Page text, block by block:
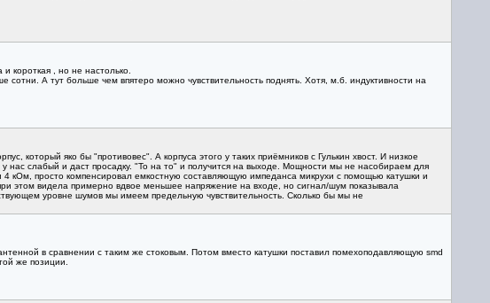
короткая , но не настолько.
А тут больше чем впятеро можно чувствительность поднять. Хотя, м.б. индуктивности на
который яко бы "противовес". А корпуса этого у таких приёмников с Гулькин хвост. И низкое
слабый и даст просадку. "То на то" и получится на выходе. Мощности мы не насобираем для
просто компенсировал емкостную составляющую импеданса микрухи с помощью катушки и
этом видела примерно вдвое меньшее напряжение на входе, но сигнал/шум показывала
уровне шумов мы имеем предельную чувствительность. Сколько бы мы не
в сравнении с таким же стоковым. Потом вместо катушки поставил помехоподавляющую smd
же позиции.